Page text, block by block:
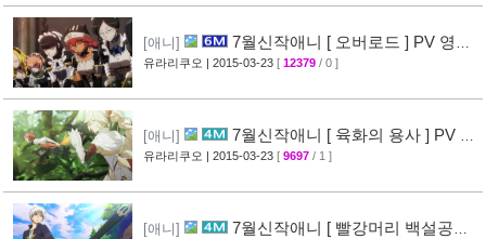
[애니]
7월신작애니 [ 오버로드 ] PV 영상
공개 [41]
유라리쿠오 | 2015-03-23 [ 12379 / 0 ]
[애니]
7월신작애니 [ 육화의 용사 ] PV 영
상 공개
[31]
유라리쿠오 | 2015-03-23 [ 9697 / 1 ]
[애니] 7월신작애니 [ 빨강머리 백설공주 ]